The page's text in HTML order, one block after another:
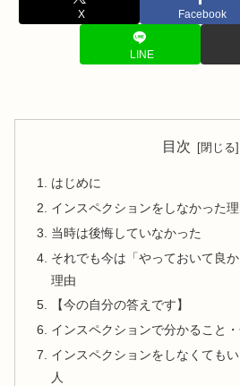
X Facebook
LINE
目次
はじめに
インスペクションをしなかった理
当時は後悔していなかった
それでも今は「やっておいて良
理由
【今の自分の答えです】
インスペクションで分かること
インスペクションをしなくても
人